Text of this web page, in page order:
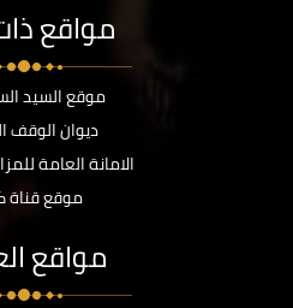
مواقع
موقع السيد
ديوان الوقف
الامانة العامة
موقع قناة
مواقع